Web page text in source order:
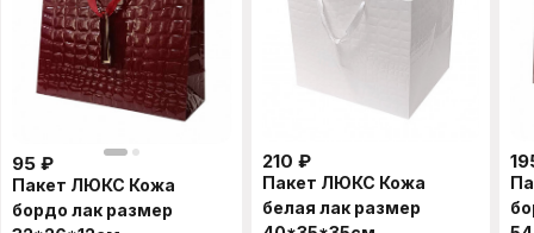
95 ₽
Пакет ЛЮКС Кожа
бордо лак размер
210 ₽
Пакет ЛЮКС Кожа
белая лак размер